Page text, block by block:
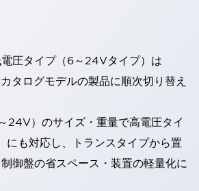
圧タイプ（6～24Vタイプ）は
タログモデルの製品に順次切り替え
24V）のサイズ・重量で高電圧タイ
も対応し、トランスタイプから置
御盤の省スペース・装置の軽量化に